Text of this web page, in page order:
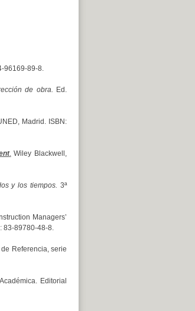
96169-89-8.
de obra. Ed.
Madrid. ISBN:
.Wiley Blackwell,
y los tiempos. 3ª
Managers’
83-89780-48-8.
Referencia, serie
Editorial